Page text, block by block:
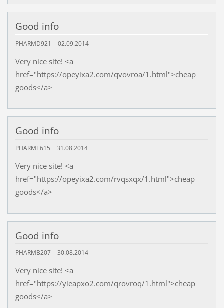
Good info
PHARMD921 02.09.2014
Very nice site! <a
href="https://opeyixa2.com/qvovroa/1.html">cheap
goods</a>
Good info
PHARME615 31.08.2014
Very nice site! <a
href="https://opeyixa2.com/rvqsxqx/1.html">cheap
goods</a>
Good info
PHARMB207 30.08.2014
Very nice site! <a
href="https://yieapxo2.com/qrovroq/1.html">cheap
goods</a>